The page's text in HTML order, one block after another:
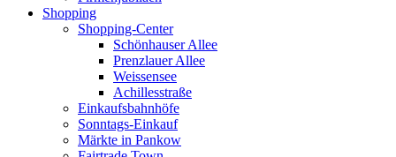
Shopping
Shopping-Center
Schönhauser Allee
Prenzlauer Allee
Weissensee
Achillesstraße
Einkaufsbahnhöfe
Sonntags-Einkauf
Märkte in Pankow